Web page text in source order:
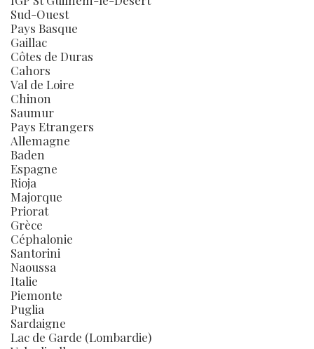
Sud-Ouest
Pays Basque
Gaillac
Côtes de Duras
Cahors
Val de Loire
Chinon
Saumur
Pays Etrangers
Allemagne
Baden
Espagne
Rioja
Majorque
Priorat
Grèce
Céphalonie
Santorini
Naoussa
Italie
Piemonte
Puglia
Sardaigne
Lac de Garde (Lombardie)